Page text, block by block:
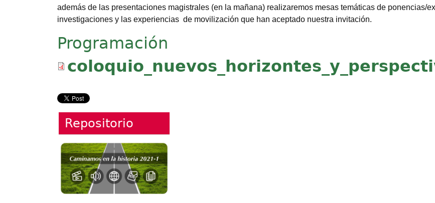
además de las presentaciones magistrales (en la mañana) realizaremos mesas temáticas de ponencias/
investigaciones y las experiencias de movilización que han aceptado nuestra invitación.
Programación
Documento
Repositorio